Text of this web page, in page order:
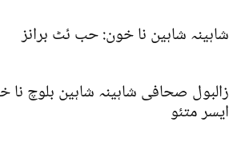
شاہینہ شاہین نا خون: حب ئٹ برانز
زالبول صحافی شاہینہ شاہین بلوچ نا
ایسر متئو